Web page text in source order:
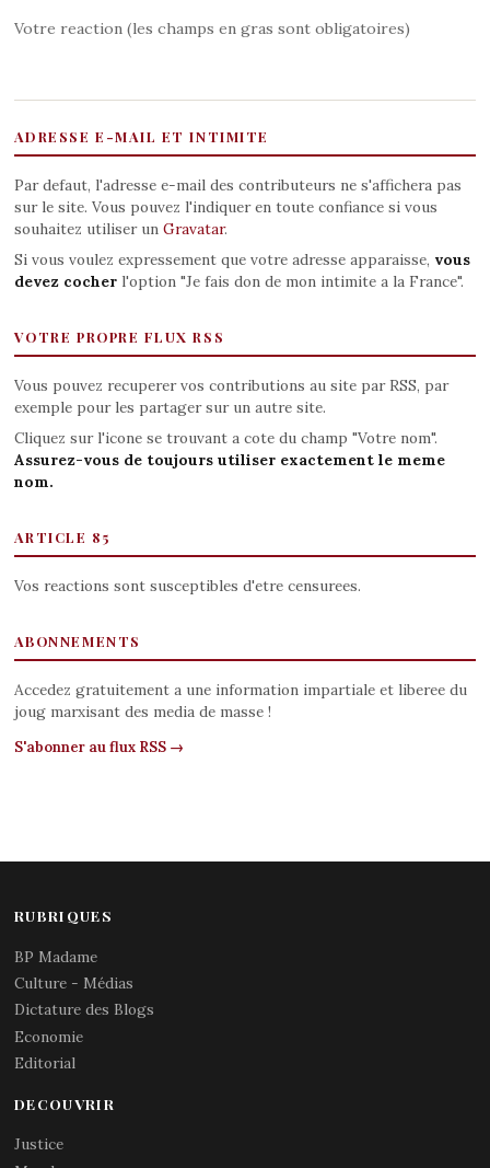
Votre reaction (les champs en gras sont obligatoires)
ADRESSE E-MAIL ET INTIMITE
Par defaut, l'adresse e-mail des contributeurs ne s'affichera pas
sur le site. Vous pouvez l'indiquer en toute confiance si vous
souhaitez utiliser un Gravatar.
Si vous voulez expressement que votre adresse apparaisse, vous
devez cocherl'option "Je fais don de mon intimite a la France".
VOTRE PROPRE FLUX RSS
Vous pouvez recuperer vos contributions au site par RSS, par
exemple pour les partager sur un autre site.
Cliquez sur l'icone se trouvant a cote du champ "Votre nom".
Assurez-vous de toujours utiliser exactement le meme
nom.
ARTICLE 85
Vos reactions sont susceptibles d'etre censurees.
ABONNEMENTS
Accedez gratuitement a une information impartiale et liberee du
joug marxisant des media de masse !
S'abonner au flux RSS →
RUBRIQUES
BP Madame
Culture - Médias
Dictature des Blogs
Economie
Editorial
DECOUVRIR
Justice